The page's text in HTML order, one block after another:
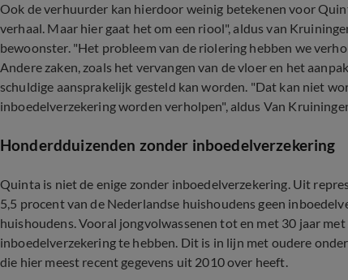
Ook de verhuurder kan hierdoor weinig betekenen voor
verhaal. Maar hier gaat het om een riool", aldus van
bewoonster. "Het probleem van de riolering hebben we
Andere zaken, zoals het vervangen van de vloer en het
schuldige aansprakelijk gesteld kan worden. "Dat kan niet
inboedelverzekering worden verholpen", aldus Van
Honderdduizenden zonder inboedelverzekering
Quinta is niet de enige zonder inboedelverzekering. Uit
5,5 procent van de Nederlandse huishoudens geen
huishoudens. Vooral jongvolwassenen tot en met 30 jaar
inboedelverzekering te hebben. Dit is in lijn met oudere
die hier meest recent gegevens uit 2010 over heeft.